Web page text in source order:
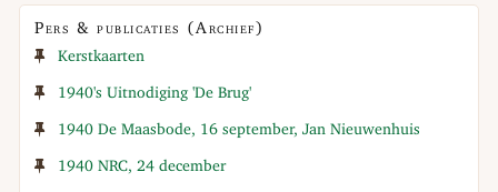
Pers & publicaties (Archief)
Kerstkaarten
1940's Uitnodiging 'De Brug'
1940 De Maasbode, 16 september, Jan Nieuwenhuis
1940 NRC, 24 december